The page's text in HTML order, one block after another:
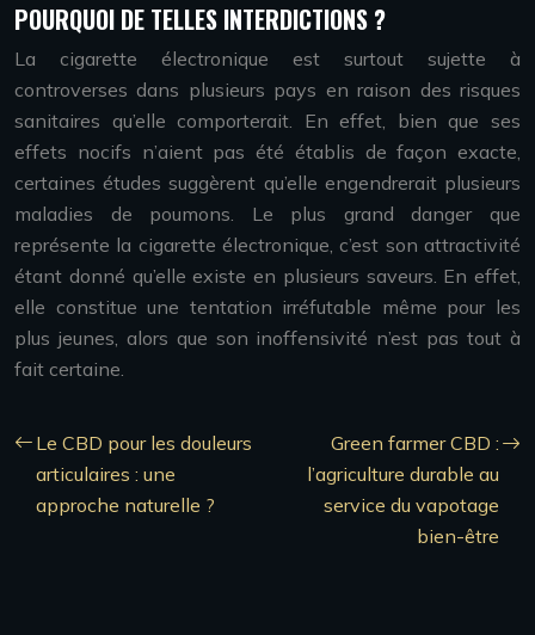
POURQUOI DE TELLES INTERDICTIONS ?
La cigarette électronique est surtout sujette à
controverses dans plusieurs pays en raison des risques
sanitaires qu’elle comporterait. En effet, bien que ses
effets nocifs n’aient pas été établis de façon exacte,
certaines études suggèrent qu’elle engendrerait plusieurs
maladies de poumons. Le plus grand danger que
représente la cigarette électronique, c’est son attractivité
étant donné qu’elle existe en plusieurs saveurs. En effet,
elle constitue une tentation irréfutable même pour les
plus jeunes, alors que son inoffensivité n’est pas tout à
fait certaine.
Le CBD pour les douleurs
articulaires : une
approche naturelle ?
Green farmer CBD :
l’agriculture durable au
service du vapotage
bien-être